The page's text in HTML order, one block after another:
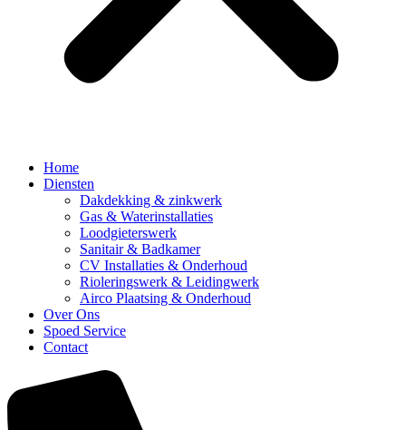
Home
Diensten
Dakdekking & zinkwerk
Gas & Waterinstallaties
Loodgieterswerk
Sanitair & Badkamer
CV Installaties & Onderhoud
Rioleringswerk & Leidingwerk
Airco Plaatsing & Onderhoud
Over Ons
Spoed Service
Contact